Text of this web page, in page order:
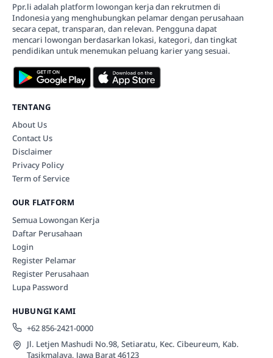
Ppr.li adalah platform lowongan kerja dan rekrutmen di
Indonesia yang menghubungkan pelamar dengan perusahaan
secara cepat, transparan, dan relevan. Pengguna dapat
mencari lowongan berdasarkan lokasi, kategori, dan tingkat
pendidikan untuk menemukan peluang karier yang sesuai.
TENTANG
About Us
Contact Us
Disclaimer
Privacy Policy
Term of Service
OUR FLATFORM
Semua Lowongan Kerja
Daftar Perusahaan
Login
Register Pelamar
Register Perusahaan
Lupa Password
HUBUNGI KAMI
+62 856-2421-0000
Jl. Letjen Mashudi No.98, Setiaratu, Kec. Cibeureum, Kab.
Tasikmalaya, Jawa Barat 46123